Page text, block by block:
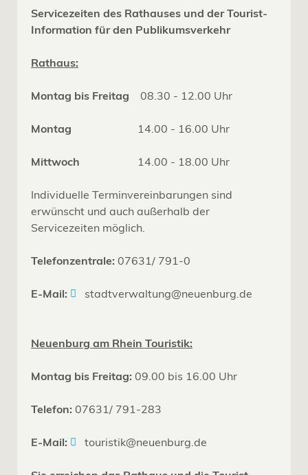
Servicezeiten des Rathauses und der Tourist-
Information für den Publikumsverkehr
Rathaus:
Montag bis Freitag 08.30 - 12.00 Uhr
Montag 14.00 - 16.00 Uhr
Mittwoch 14.00 - 18.00 Uhr
Individuelle Terminvereinbarungen sind
erwünscht und auch außerhalb der
Servicezeiten möglich.
Telefonzentrale: 07631/ 791-0
E-Mail: stadtverwaltung@neuenburg.de
Neuenburg am Rhein Touristik:
Montag bis Freitag: 09.00 bis 16.00 Uhr
Telefon: 07631/ 791-283
E-Mail: touristik@neuenburg.de